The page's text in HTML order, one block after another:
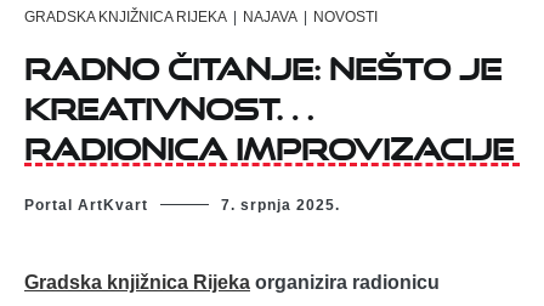
GRADSKA KNJIŽNICA RIJEKA | NAJAVA | NOVOSTI
Radno čitanje: Nešto je
kreativnost…
radionica improvizacije
Portal ArtKvart 7. srpnja 2025.
Gradska knjižnica Rijeka organizira radionicu